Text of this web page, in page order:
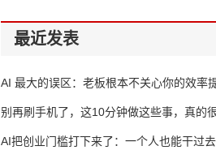
最近发表
AI 最大的误区：老板根本不关心你的效率
别再刷手机了，这10分钟做这些事，真的
AI把创业门槛打下来了：一个人也能干过